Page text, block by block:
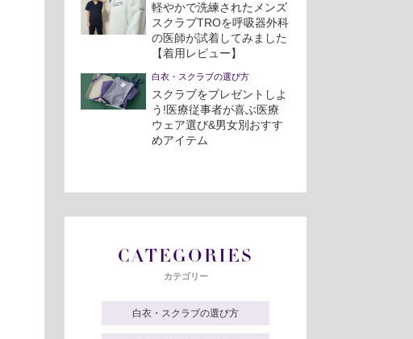
軽やかで洗練されたメンズ
スクラブTROを呼吸器外科
の医師が試着してみました
【着用レビュー】
白衣・スクラブの選び方
スクラブをプレゼントしよ
う!医療従事者が喜ぶ医療
ウェア選び&男女別おすす
めアイテム
CATEGORIES
カテゴリー
白衣・スクラブの選び方